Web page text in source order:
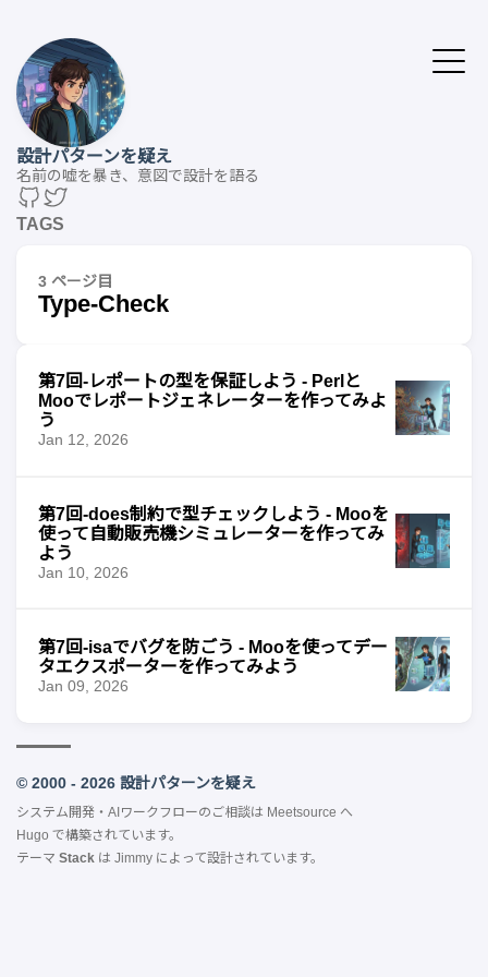
設計パターンを疑え
名前の嘘を暴き、意図で設計を語る
TAGS
3 ページ目
Type-Check
第7回-レポートの型を保証しよう - Perlと
Mooでレポートジェネレーターを作ってみよ
う
Jan 12, 2026
第7回-does制約で型チェックしよう - Mooを
使って自動販売機シミュレーターを作ってみ
よう
Jan 10, 2026
第7回-isaでバグを防ごう - Mooを使ってデー
タエクスポーターを作ってみよう
Jan 09, 2026
© 2000 - 2026 設計パターンを疑え
システム開発・AIワークフローのご相談は Meetsource へ
Hugo で構築されています。
テーマ Stack は Jimmy によって設計されています。